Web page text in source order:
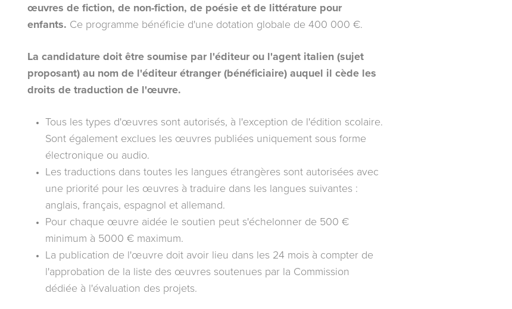
œuvres de fiction, de non-fiction, de poésie et de littérature pour
enfants. Ce programme bénéficie d'une dotation globale de 400 000 €.
La candidature doit être soumise par l'éditeur ou l'agent italien (sujet
proposant) au nom de l'éditeur étranger (bénéficiaire) auquel il cède les
droits de traduction de l'œuvre.
Tous les types d'œuvres sont autorisés, à l'exception de l'édition scolaire.
Sont également exclues les œuvres publiées uniquement sous forme
électronique ou audio.
Les traductions dans toutes les langues étrangères sont autorisées avec
une priorité pour les œuvres à traduire dans les langues suivantes :
anglais, français, espagnol et allemand.
Pour chaque œuvre aidée le soutien peut s'échelonner de 500 €
minimum à 5000 € maximum.
La publication de l'œuvre doit avoir lieu dans les 24 mois à compter de
l'approbation de la liste des œuvres soutenues par la Commission
dédiée à l'évaluation des projets.